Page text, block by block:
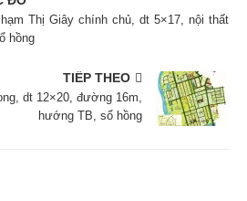
Thị Giây chính chủ, dt 5×17, nội thất
hồng
TIẾP THEO
dt 12×20, đường 16m,
hướng TB, sổ hồng